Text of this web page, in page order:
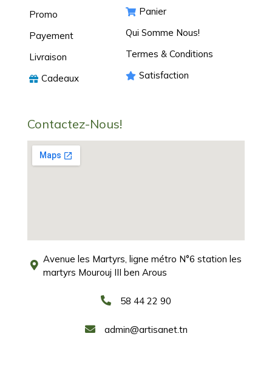
Promo
Payement
Livraison
Cadeaux
Panier
Qui Somme Nous!
Termes & Conditions
Satisfaction
Contactez-Nous!
Avenue les Martyrs, ligne métro N°6 station les
martyrs Mourouj III ben Arous
58 44 22 90
admin@artisanet.tn